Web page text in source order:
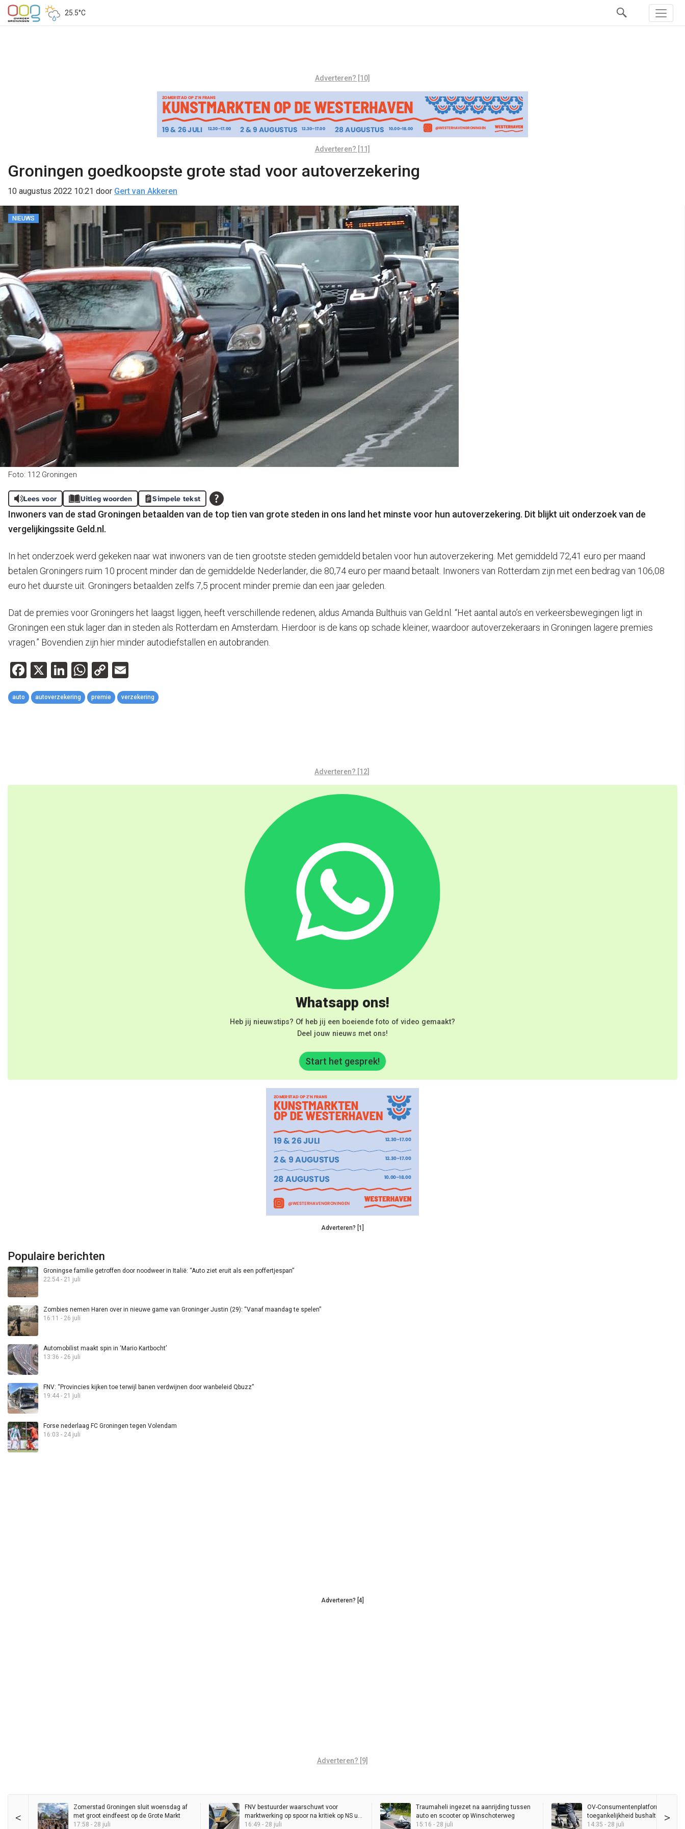
25.5°C
Adverteren? [10]
Adverteren? [11]
Groningen goedkoopste grote stad voor autoverzekering
10 augustus 2022 10:21 door Gert van Akkeren
NIEUWS
Foto: 112 Groningen
Lees voor Uitleg woorden Simpele tekst
Inwoners van de stad Groningen betaalden van de top tien van grote steden in ons land het minste voor hun autoverzekering. Dit blijkt uit onderzoek van de
vergelijkingssite Geld.nl.
In het onderzoek werd gekeken naar wat inwoners van de tien grootste steden gemiddeld betalen voor hun autoverzekering. Met gemiddeld 72,41 euro per maand
betalen Groningers ruim 10 procent minder dan de gemiddelde Nederlander, die 80,74 euro per maand betaalt. Inwoners van Rotterdam zijn met een bedrag van 106,08
euro het duurste uit. Groningers betaalden zelfs 7,5 procent minder premie dan een jaar geleden.
Dat de premies voor Groningers het laagst liggen, heeft verschillende redenen, aldus Amanda Bulthuis van Geld.nl. “Het aantal auto’s en verkeersbewegingen ligt in
Groningen een stuk lager dan in steden als Rotterdam en Amsterdam. Hierdoor is de kans op schade kleiner, waardoor autoverzekeraars in Groningen lagere premies
vragen.” Bovendien zijn hier minder autodiefstallen en autobranden.
Facebook
X LinkedIn
WhatsApp
Copy
Link
auto autoverzekering premie verzekering
Adverteren? [12]
Whatsapp ons!
Heb jij nieuwstips? Of heb jij een boeiende foto of video gemaakt?
Deel jouw nieuws met ons!
Start het gesprek!
Adverteren? [1]
Populaire berichten
Groningse familie getroffen door noodweer in Italië: “Auto ziet eruit als een poffertjespan”
22:54 - 21 juli
Zombies nemen Haren over in nieuwe game van Groninger Justin (29): “Vanaf maandag te spelen”
16:11 - 26 juli
Automobilist maakt spin in ‘Mario Kartbocht’
13:36 - 26 juli
FNV: “Provincies kijken toe terwijl banen verdwijnen door wanbeleid Qbuzz”
19:44 - 21 juli
Forse nederlaag FC Groningen tegen Volendam
16:03 - 24 juli
Adverteren? [4]
Adverteren? [9]
< >
Zomerstad Groningen sluit woensdag af
met groot eindfeest op de Grote Markt
17:58 - 28 juli
FNV bestuurder waarschuwt voor
marktwerking op spoor na kritiek op NS uit
Brussel
16:49 - 28 juli
Traumaheli ingezet na aanrijding tussen
auto en scooter op Winschoterweg
15:16 - 28 juli
OV-Consumentenplatform wil
toegankelijkheid bushalte
14:35 - 28 juli